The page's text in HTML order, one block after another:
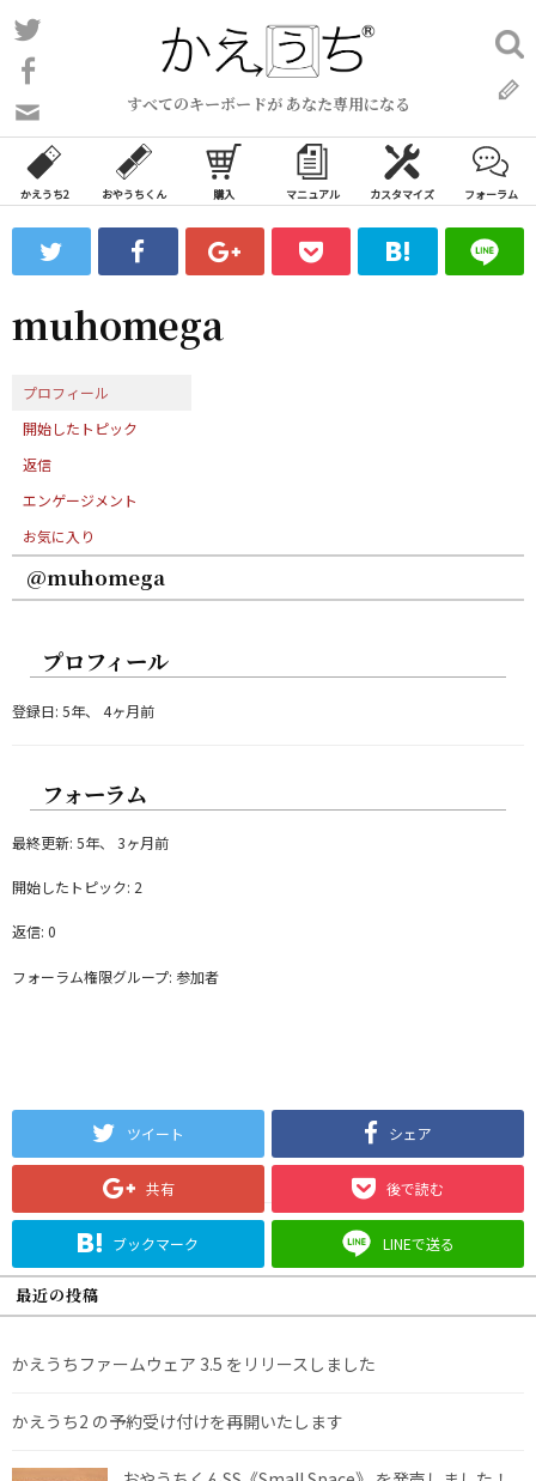
コ
ン
ン
ツ
ス
ッ
すべてのキーボードが あなた専用になる
い
合
わ
フ
ォ
ム
検
索:
かえうち2 おやうちくん 購入 マニュアル カスタマイズ フォーラム
muhomega
プロフィール
開始したトピック
返信
エンゲージメント
お気に入り
@muhomega
プロフィール
登録日: 5年、 4ヶ月前
フォーラム
最終更新: 5年、 3ヶ月前
開始したトピック: 2
返信: 0
フォーラム権限グループ: 参加者
ツイート シェア
共有 後で読む
ブックマーク LINEで送る
最近の投稿
かえうちファームウェア 3.5 をリリースしました
かえうち2 の予約受け付けを再開いたします